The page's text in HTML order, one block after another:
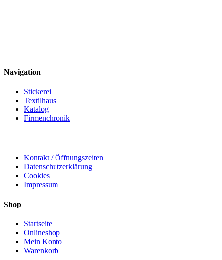
Navigation
Stickerei
Textilhaus
Katalog
Firmenchronik
Kontakt / Öffnungszeiten
Datenschutzerklärung
Cookies
Impressum
Shop
Startseite
Onlineshop
Mein Konto
Warenkorb